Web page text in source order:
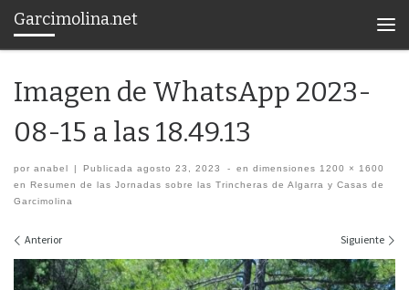
Saltar al contenido
Garcimolina.net
Imagen de WhatsApp 2023-
08-15 a las 18.49.13
por anabel | Publicadaagosto 23, 2023 - en dimensiones 1200 × 1600
en Resumen de las Jornadas sobre las Trincheras de Algarra y Casas de
Garcimolina
Navegación de imágenes
Anterior Siguiente